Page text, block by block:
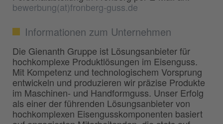
bewerbung(at)fronberg-guss.de
Informationen zum Unternehmen
Die Gienanth Gruppe ist Lösungsanbieter für
hochkomplexe Produktlösungen im Eisenguss.
Mit Kompetenz und technologischem Vorsprung
entwickeln und produzieren wir präzise Produkte
im Maschinen- und Handformguss. Unser Erfolg
als einer der führenden Lösungsanbieter von
hochkomplexen Eisengusskomponenten basiert